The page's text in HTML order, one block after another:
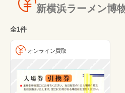
新横浜ラーメン博
全1件
オンライン買取